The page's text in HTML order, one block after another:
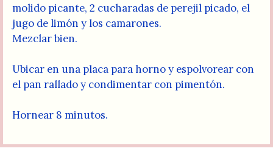
molido picante, 2 cucharadas de perejil picado, el
jugo de limón y los camarones.
Mezclar bien.
Ubicar en una placa para horno y espolvorear con
el pan rallado y condimentar con pimentón.
Hornear 8 minutos.